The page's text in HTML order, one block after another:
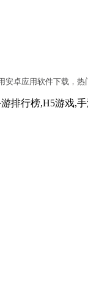
卓应用软件下载，
排行榜,H5游戏,